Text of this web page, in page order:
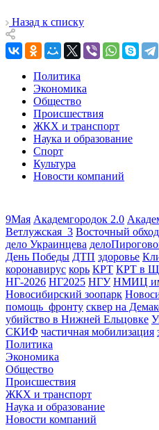
Назад к списку
Политика
Экономика
Общество
Происшествия
ЖКХ и транспорт
Наука и образование
Спорт
Культура
Новости компаний
9Мая Академгородок 2.0
Ветлужская_3 Восточный обход
дело Украинцева
День Победы ДТП здоровье
коронавирус корь КРТ КРТ в Щ
НГ-2026 НГ2025 НГУ НМИЦ
Новосибирский зоопарк
помощь_фронту сквер на
убийство в Нижней Ельцовке
СКИФ частичная мобилизация
Политика
Экономика
Общество
Происшествия
ЖКХ и транспорт
Наука и образование
Новости компаний